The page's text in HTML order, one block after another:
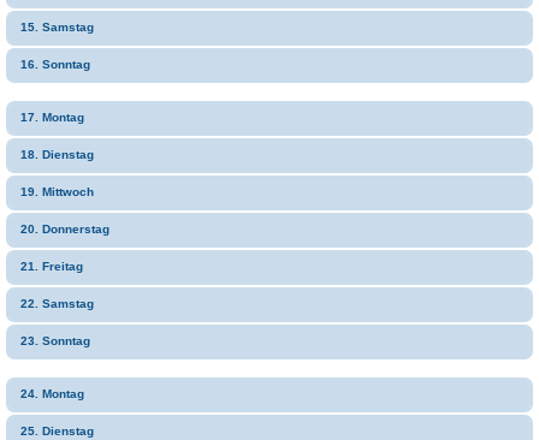
15. Samstag
16. Sonntag
17. Montag
18. Dienstag
19. Mittwoch
20. Donnerstag
21. Freitag
22. Samstag
23. Sonntag
24. Montag
25. Dienstag